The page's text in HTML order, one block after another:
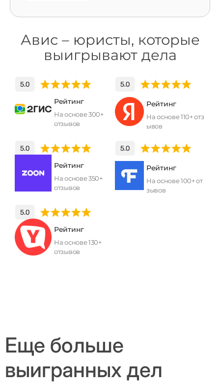
Авис – юристы, которые
выигрывают дела
Рейтинг
На основе 300+
отзывов
Рейтинг
На основе 110+ отз
ывов
Рейтинг
На основе 350+
отзывов
Рейтинг
На основе 100+ от
зывов
Рейтинг
На основе 130+
отзывов
Еще больше
выигранных дел